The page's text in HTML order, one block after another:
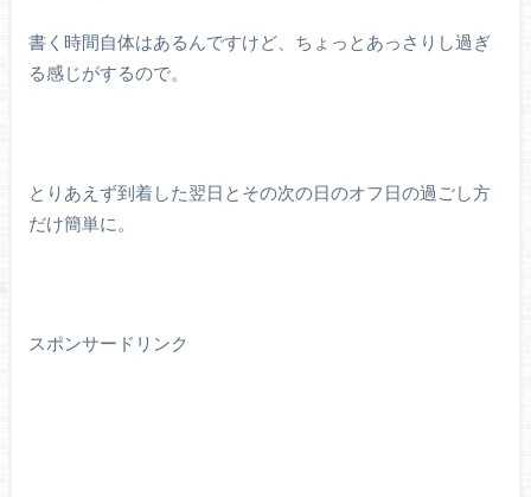
書く時間自体はあるんですけど、ちょっとあっさりし過ぎ
る感じがするので。
とりあえず到着した翌日とその次の日のオフ日の過ごし方
だけ簡単に。
スポンサードリンク